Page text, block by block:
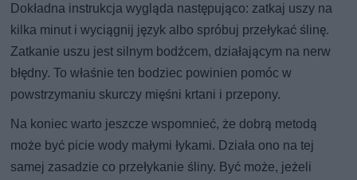
Dokładna instrukcja wygląda następująco: zatkaj uszy na
kilka minut i wyciągnij język albo spróbuj przełykać ślinę.
Zatkanie uszu jest silnym bodźcem, działającym na nerw
błędny. To właśnie ten bodziec powinien pomóc w
powstrzymaniu skurczy mięśni krtani i przepony.
Na koniec warto jeszcze wspomnieć, że dobrą metodą
może być picie wody małymi łykami. Działa ono na tej
samej zasadzie co przełykanie śliny. Być może, jeżeli